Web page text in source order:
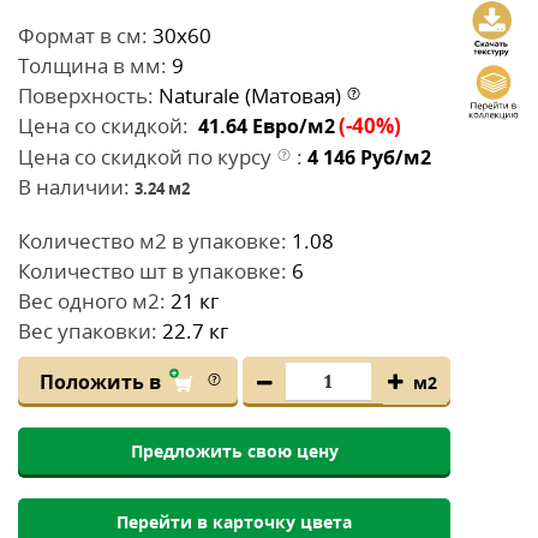
Формат в см: 30x60
Толщина в мм: 9
Поверхность: Naturale (Матовая)
Цена со скидкой: 41.64 Евро/м2(-40%)
Цена со скидкой по курсу
: 4 146 Руб/м2
В наличии: 3.24м2
Количество м2 в упаковке: 1.08
Количество шт в упаковке: 6
Вес одного м2: 21 кг
Вес упаковки: 22.7 кг
Положить в м2
Предложить свою цену
Перейти в карточку цвета